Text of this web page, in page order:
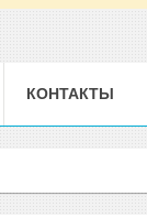
КОНТАКТЫ